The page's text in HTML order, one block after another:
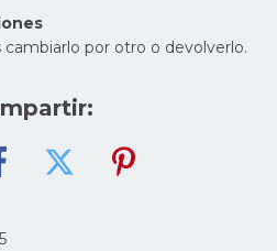
por otro o devolverlo.